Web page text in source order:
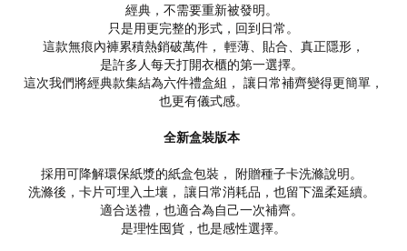
經典，不需要重新被發明。
只是用更完整的形式，回到日常。
這款無痕內褲累積熱銷破萬件， 輕薄、貼合、真正隱形，
是許多人每天打開衣櫃的第一選擇。
這次我們將經典款集結為六件禮盒組， 讓日常補齊變得更簡單，
也更有儀式感。
全新盒裝版本
採用可降解環保紙漿的紙盒包裝， 附贈種子卡洗滌說明。
洗滌後，卡片可埋入土壤， 讓日常消耗品，也留下溫柔延續。
適合送禮，也適合為自己一次補齊。
是理性囤貨，也是感性選擇。